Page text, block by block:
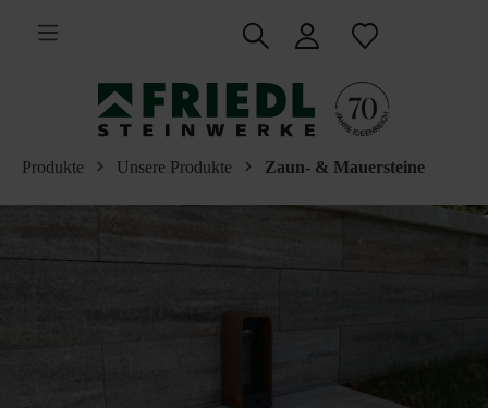
springen
Produkte Unsere Produkte Zaun- & Mauersteine